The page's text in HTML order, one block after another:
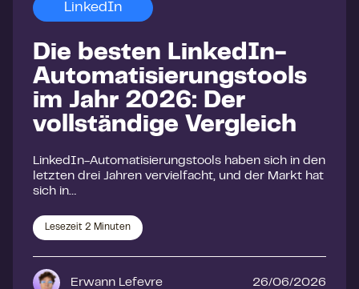
LinkedIn
Die besten LinkedIn-
Automatisierungstools
im Jahr 2026: Der
vollständige Vergleich
LinkedIn-Automatisierungstools haben sich in den
letzten drei Jahren vervielfacht, und der Markt hat
sich in…
Lesezeit 2 Minuten
Erwann Lefevre 26/06/2026